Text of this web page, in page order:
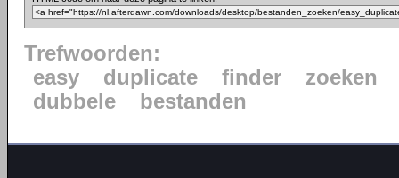
Trefwoorden:
easy
duplicate finder
zoeken
dubbele
bestanden